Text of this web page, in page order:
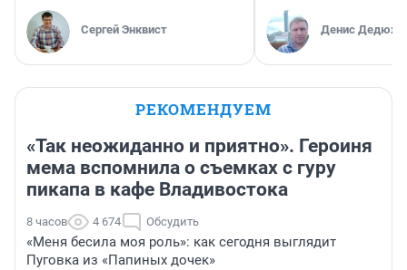
Сергей Энквист Денис
РЕКОМЕНДУЕМ
«Так неожиданно и приятно». Героиня
мема вспомнила о съемках с гуру
пикапа в кафе Владивостока
8 часов 4 674 Обсудить
«Меня бесила моя роль»: как сегодня выглядит
Пуговка из «Папиных дочек»